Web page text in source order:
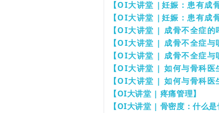
【OI大讲堂 | 妊娠：患有成
【OI大讲堂 | 妊娠：患有成
【OI大讲堂 | 成骨不全症
【OI大讲堂 | 成骨不全症
【OI大讲堂 | 成骨不全症
【OI大讲堂 | 如何与骨科
【OI大讲堂 | 如何与骨科
【OI大讲堂 | 疼痛管理】
【OI大讲堂 | 骨密度：什么